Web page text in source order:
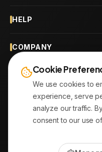
HELP
COMPANY
CONTACT
OUR BRANCHES
© 2026
Cookie
We use cookies to
experience, serve
analyze our traffic.
consent to our use